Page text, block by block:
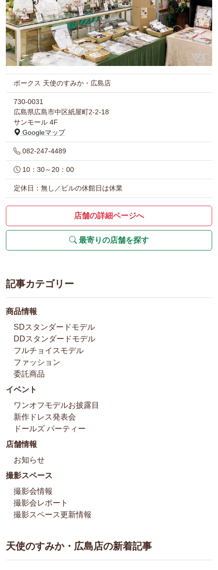
ボークス 天使のすみか・広島店
730-0031
広島県広島市中区紙屋町2-2-18
サンモール 4F
Googleマップ
082-247-4489
10：30～20：00
定休日：無し／ビルの休館日は休業
店舗の詳細ページへ
最寄りの店舗を探す
記事カテゴリー
商品情報
SDスタンダードモデル
DDスタンダードモデル
フルチョイスモデル
ファッション
委託商品
イベント
ワンオフモデルお披露目
新作ドレス発表会
ドールズ パーティー
店舗情報
お知らせ
撮影スペース
撮影会情報
撮影会レポート
撮影スペース更新情報
天使のすみか・広島店の新着記事